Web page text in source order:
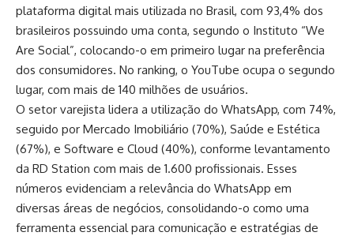
plataforma digital mais utilizada no Brasil, com 93,4% dos
brasileiros possuindo uma conta, segundo o Instituto “We
Are Social”, colocando-o em primeiro lugar na preferência
dos consumidores. No ranking, o YouTube ocupa o segundo
lugar, com mais de 140 milhões de usuários.
O setor varejista lidera a utilização do WhatsApp, com 74%,
seguido por Mercado Imobiliário (70%), Saúde e Estética
(67%), e Software e Cloud (40%), conforme levantamento
da RD Station com mais de 1.600 profissionais. Esses
números evidenciam a relevância do WhatsApp em
diversas áreas de negócios, consolidando-o como uma
ferramenta essencial para comunicação e estratégias de